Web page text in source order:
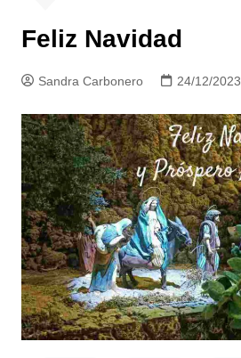
Feliz Navidad
Sandra Carbonero 24/12/2023